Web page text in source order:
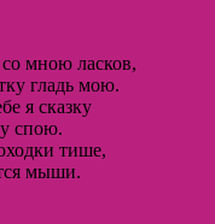
со мною ласков,
гладь мою.
я сказку
спою.
тише,
мыши.